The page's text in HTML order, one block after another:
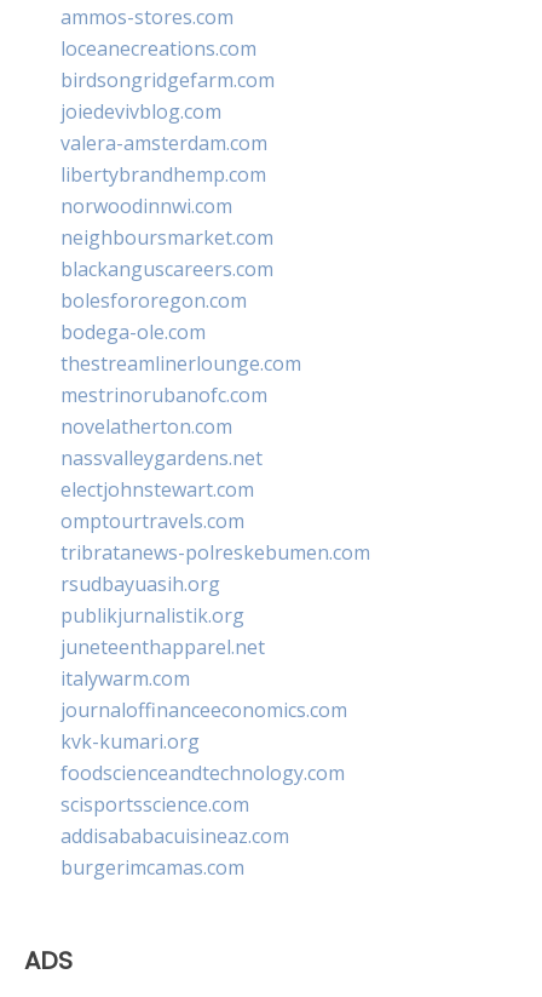
ammos-stores.com
loceanecreations.com
birdsongridgefarm.com
joiedevivblog.com
valera-amsterdam.com
libertybrandhemp.com
norwoodinnwi.com
neighboursmarket.com
blackanguscareers.com
bolesfororegon.com
bodega-ole.com
thestreamlinerlounge.com
mestrinorubanofc.com
novelatherton.com
nassvalleygardens.net
electjohnstewart.com
omptourtravels.com
tribratanews-polreskebumen.com
rsudbayuasih.org
publikjurnalistik.org
juneteenthapparel.net
italywarm.com
journaloffinanceeconomics.com
kvk-kumari.org
foodscienceandtechnology.com
scisportsscience.com
addisababacuisineaz.com
burgerimcamas.com
ADS